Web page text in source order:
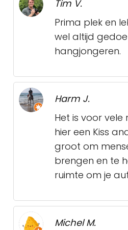
Tim V.
Prima plek en
wel altijd
hangjongeren.
Harm J.
Het is voor
hier een Kiss
groot om
brengen en te
ruimte om je
Michel M.